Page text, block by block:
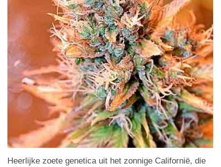
Heerlijke zoete genetica uit het zonnige Californië, die